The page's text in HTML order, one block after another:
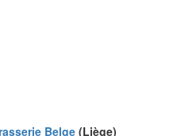
Belge (Liège)